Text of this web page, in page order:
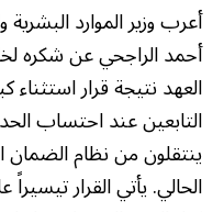
أعرب وزير الموارد
أحمد الراجحي عن شكره
العهد نتيجة قرار
التابعين عند احتساب
ينتقلون من نظام الضمان
الحالي. يأتي القرار